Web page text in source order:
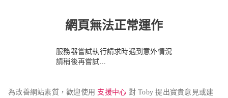
網頁無法正常運作
服務器嘗試執行請求時遇到意外情況
請稍後再嘗試...
為改善網站素質，歡迎使用 支援中心 對 Toby 提出寶貴意見或建